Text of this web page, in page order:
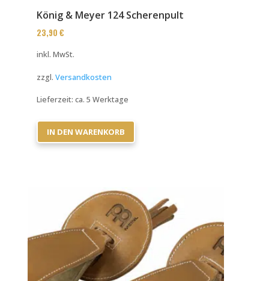
König & Meyer 124 Scherenpult
23,90 €
inkl. MwSt.
zzgl. Versandkosten
Lieferzeit: ca. 5 Werktage
IN DEN WARENKORB